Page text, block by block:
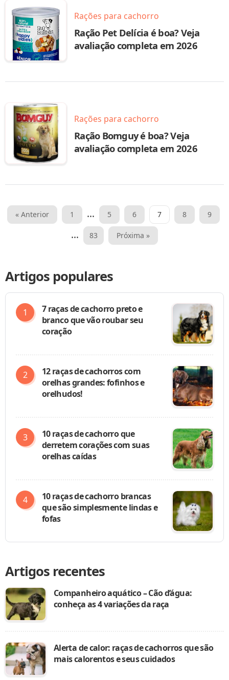
Rações para cachorro
Ração Pet Delícia é boa? Veja
avaliação completa em 2026
Rações para cachorro
Ração Bomguy é boa? Veja
avaliação completa em 2026
Paginação
« Anterior 1 … 5 6 7 8 9
… 83 Próxima »
Artigos populares
7 raças de cachorro preto e
branco que vão roubar seu
coração
12 raças de cachorros com
orelhas grandes: fofinhos e
orelhudos!
10 raças de cachorro que
derretem corações com suas
orelhas caídas
10 raças de cachorro brancas
que são simplesmente lindas e
fofas
Artigos recentes
Companheiro aquático – Cão d’água:
conheça as 4 variações da raça
Alerta de calor: raças de cachorros que são
mais calorentos e seus cuidados